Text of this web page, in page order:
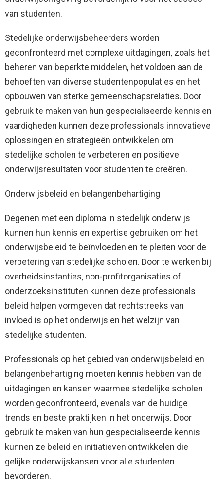
van studenten.
Stedelijke onderwijsbeheerders worden
geconfronteerd met complexe uitdagingen, zoals het
beheren van beperkte middelen, het voldoen aan de
behoeften van diverse studentenpopulaties en het
opbouwen van sterke gemeenschapsrelaties. Door
gebruik te maken van hun gespecialiseerde kennis en
vaardigheden kunnen deze professionals innovatieve
oplossingen en strategieën ontwikkelen om
stedelijke scholen te verbeteren en positieve
onderwijsresultaten voor studenten te creëren.
Onderwijsbeleid en belangenbehartiging
Degenen met een diploma in stedelijk onderwijs
kunnen hun kennis en expertise gebruiken om het
onderwijsbeleid te beïnvloeden en te pleiten voor de
verbetering van stedelijke scholen. Door te werken bij
overheidsinstanties, non-profitorganisaties of
onderzoeksinstituten kunnen deze professionals
beleid helpen vormgeven dat rechtstreeks van
invloed is op het onderwijs en het welzijn van
stedelijke studenten.
Professionals op het gebied van onderwijsbeleid en
belangenbehartiging moeten kennis hebben van de
uitdagingen en kansen waarmee stedelijke scholen
worden geconfronteerd, evenals van de huidige
trends en beste praktijken in het onderwijs. Door
gebruik te maken van hun gespecialiseerde kennis
kunnen ze beleid en initiatieven ontwikkelen die
gelijke onderwijskansen voor alle studenten
bevorderen.